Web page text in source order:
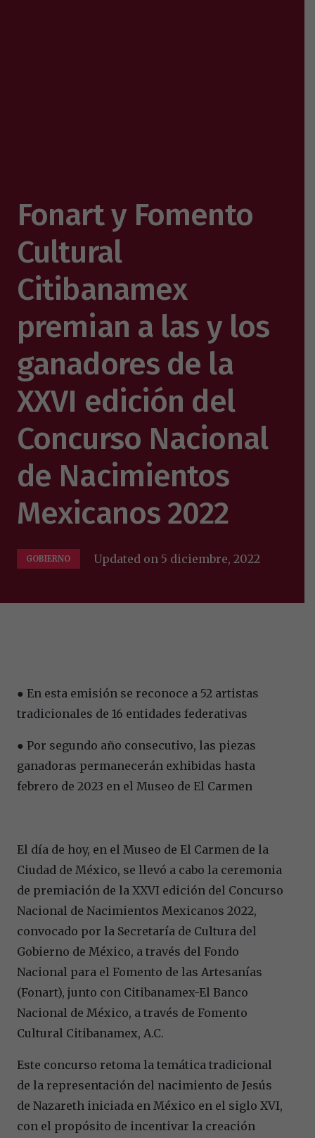
Fonart y Fomento
Cultural
Citibanamex
premian a las y los
ganadores de la
XXVI edición del
Concurso Nacional
de Nacimientos
Mexicanos 2022
GOBIERNO Updated on 5 diciembre, 2022
● En esta emisión se reconoce a 52 artistas
tradicionales de 16 entidades federativas
● Por segundo año consecutivo, las piezas
ganadoras permanecerán exhibidas hasta
febrero de 2023 en el Museo de El Carmen
El día de hoy, en el Museo de El Carmen de la
Ciudad de México, se llevó a cabo la ceremonia
de premiación de la XXVI edición del Concurso
Nacional de Nacimientos Mexicanos 2022,
convocado por la Secretaría de Cultura del
Gobierno de México, a través del Fondo
Nacional para el Fomento de las Artesanías
(Fonart), junto con Citibanamex-El Banco
Nacional de México, a través de Fomento
Cultural Citibanamex, A.C.
Este concurso retoma la temática tradicional
de la representación del nacimiento de Jesús
de Nazareth iniciada en México en el siglo XVI,
con el propósito de incentivar la creación